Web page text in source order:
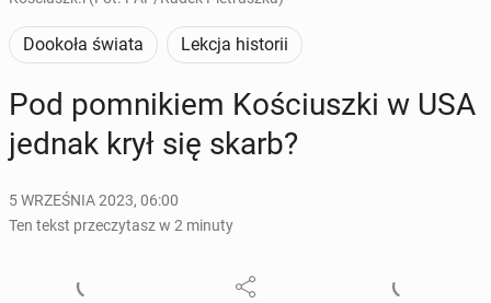
Dookoła świata Lekcja historii
Pod po­mni­kiem Ko­ściusz­ki w USA
jednak krył się skarb?
5 WRZEŚNIA 2023, 06:00
Ten tekst przeczytasz w 2 minuty